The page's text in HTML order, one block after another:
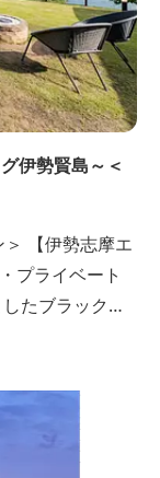
伊勢賢島～＜
【伊勢志摩エ
プライベート
ート感溢れる
トドッグラン
ーション。 ▸